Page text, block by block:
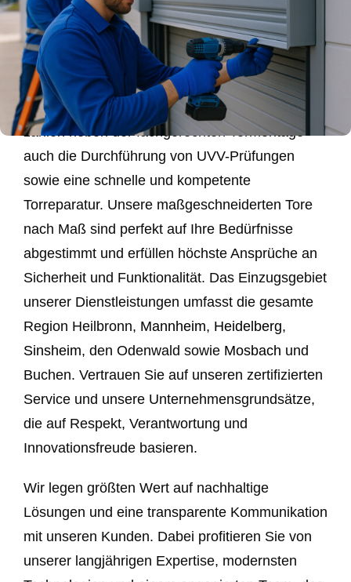
Heilbronn & Co.
Mit unserem umfassenden Leistungsspektrum
bedienen wir sowohl Gewerbe- als auch
Privatkunden. Zu unseren Kernkompetenzen
zählen neben der fachgerechten Tormontage
auch die Durchführung von UVV-Prüfungen
sowie eine schnelle und kompetente
Torreparatur. Unsere maßgeschneiderten Tore
nach Maß sind perfekt auf Ihre Bedürfnisse
abgestimmt und erfüllen höchste Ansprüche an
Sicherheit und Funktionalität. Das Einzugsgebiet
unserer Dienstleistungen umfasst die gesamte
Region Heilbronn, Mannheim, Heidelberg,
Sinsheim, den Odenwald sowie Mosbach und
Buchen. Vertrauen Sie auf unseren zertifizierten
Service und unsere Unternehmensgrundsätze,
die auf Respekt, Verantwortung und
Innovationsfreude basieren.
Wir legen größten Wert auf nachhaltige
Lösungen und eine transparente Kommunikation
mit unseren Kunden. Dabei profitieren Sie von
unserer langjährigen Expertise, modernsten